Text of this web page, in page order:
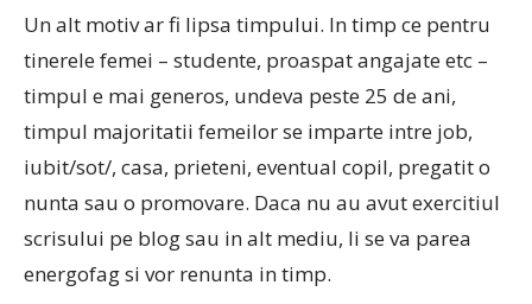
Un alt motiv ar fi lipsa timpului. In timp ce pentru
tinerele femei – studente, proaspat angajate etc –
timpul e mai generos, undeva peste 25 de ani,
timpul majoritatii femeilor se imparte intre job,
iubit/sot/, casa, prieteni, eventual copil, pregatit o
nunta sau o promovare. Daca nu au avut exercitiul
scrisului pe blog sau in alt mediu, li se va parea
energofag si vor renunta in timp.